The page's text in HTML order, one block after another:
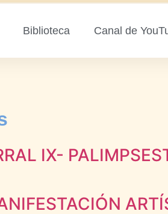
Biblioteca Canal de
IX-